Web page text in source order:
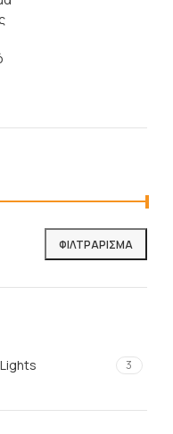
ΦΙΛΤΡΆΡΙΣΜΑ
3